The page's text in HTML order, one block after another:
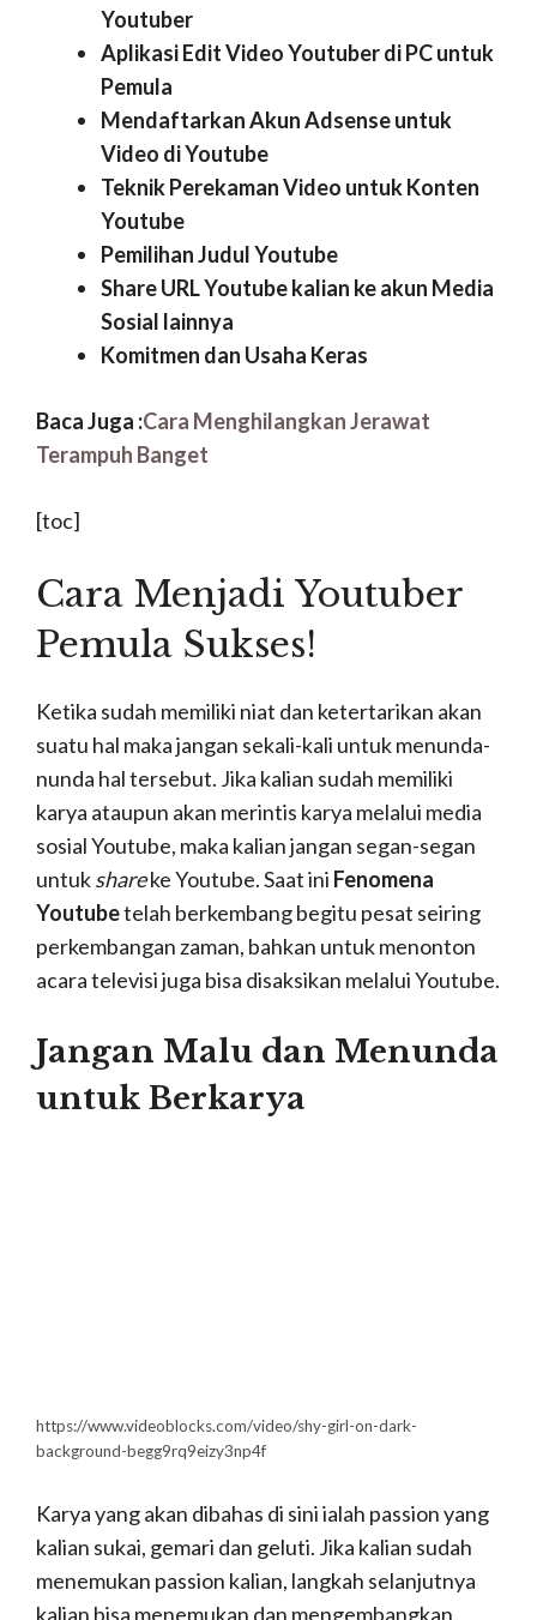
Youtuber
Aplikasi Edit Video Youtuber di PC untuk
Pemula
Mendaftarkan Akun Adsense untuk
Video di Youtube
Teknik Perekaman Video untuk Konten
Youtube
Pemilihan Judul Youtube
Share URL Youtube kalian ke akun Media
Sosial lainnya
Komitmen dan Usaha Keras
Baca Juga :Cara Menghilangkan Jerawat
Terampuh Banget
[toc]
Cara Menjadi Youtuber
Pemula Sukses!
Ketika sudah memiliki niat dan ketertarikan akan
suatu hal maka jangan sekali-kali untuk menunda-
nunda hal tersebut. Jika kalian sudah memiliki
karya ataupun akan merintis karya melalui media
sosial Youtube, maka kalian jangan segan-segan
untukshareke Youtube. Saat ini Fenomena
Youtubetelah berkembang begitu pesat seiring
perkembangan zaman, bahkan untuk menonton
acara televisi juga bisa disaksikan melalui Youtube.
Jangan Malu dan Menunda
untuk Berkarya
sendiriKonten Youtubeyang akan kalian bahas
dan kembangkan.
“Aku sudah punya karya? tapi malu, tapi takut
dihujat, takut jelek nanti hasilnya, takut ini takut
itu..” Banyak sekali alasan klise seperti ini yang